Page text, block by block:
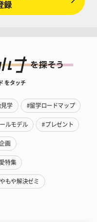
録
をタッチ
見学 #留学ロードマップ
ルモデル #プレゼント
画
特集
もや解決ゼミ